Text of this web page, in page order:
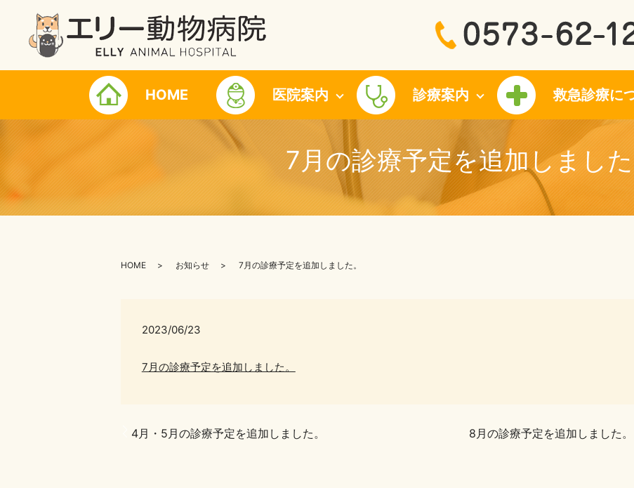
HOME 医院案内 診療案内 救急診療に
7月の診療予定を追加しまし
HOME お知らせ 7月の診療予定を追加しました。
2023/06/23
7月の診療予定を追加しました。
4月・5月の診療予定を追加しました。 8月の診療予定を追加しました。